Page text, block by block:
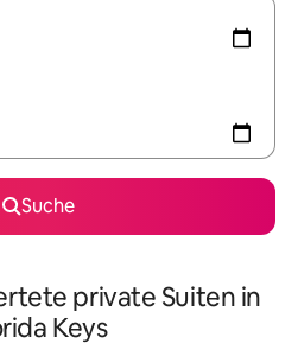
Suche
private Suiten in
Keys